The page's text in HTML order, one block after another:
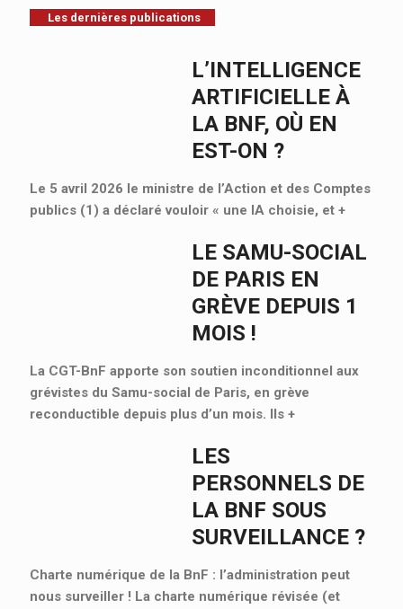
Les dernières publications
L’INTELLIGENCE
ARTIFICIELLE À
LA BNF, OÙ EN
EST-ON ?
Le 5 avril 2026 le ministre de l’Action et des Comptes
publics (1) a déclaré vouloir « une IA choisie, et +
LE SAMU-SOCIAL
DE PARIS EN
GRÈVE DEPUIS 1
MOIS !
La CGT-BnF apporte son soutien inconditionnel aux
grévistes du Samu-social de Paris, en grève
reconductible depuis plus d’un mois. Ils +
LES
PERSONNELS DE
LA BNF SOUS
SURVEILLANCE ?
Charte numérique de la BnF : l’administration peut
nous surveiller ! La charte numérique révisée (et